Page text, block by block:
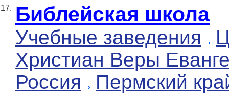
17. Библейская школа
Учебные заведения
Христиан Веры
Россия
Пермский